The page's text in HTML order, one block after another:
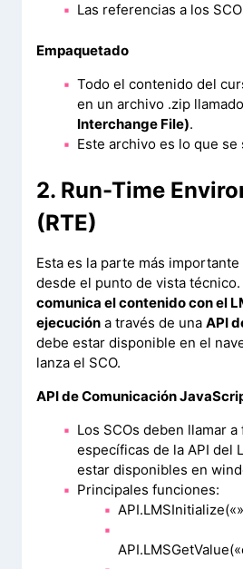
Las referencias a los
Empaquetado
Todo el contenido del
en un archivo .zip llamado
Interchange File).
Este archivo es lo que se
2. Run-Time
(RTE)
Esta es la parte más importante
desde el punto de vista
comunica el contenido con el
ejecución a través de una API
debe estar disponible en el
lanza el SCO.
API de Comunicación
Los SCOs deben llamar
específicas de la API del
estar disponibles en
Principales funciones: